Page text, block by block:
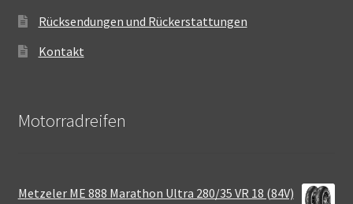
Rücksendungen und Rückerstattungen
Kontakt
Motorradreifen
Metzeler ME 888 Marathon Ultra 280/35 VR 18 (84V)